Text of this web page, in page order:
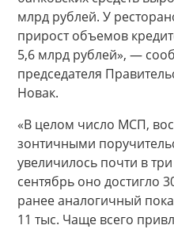
млрд рублей. У
прирост объемов
5,6 млрд рублей», —
председателя
Новак.
«В целом число МСП,
зонтичными
увеличилось почти в
сентябрь оно достигло
ранее аналогичный
11 тыс. Чаще всего